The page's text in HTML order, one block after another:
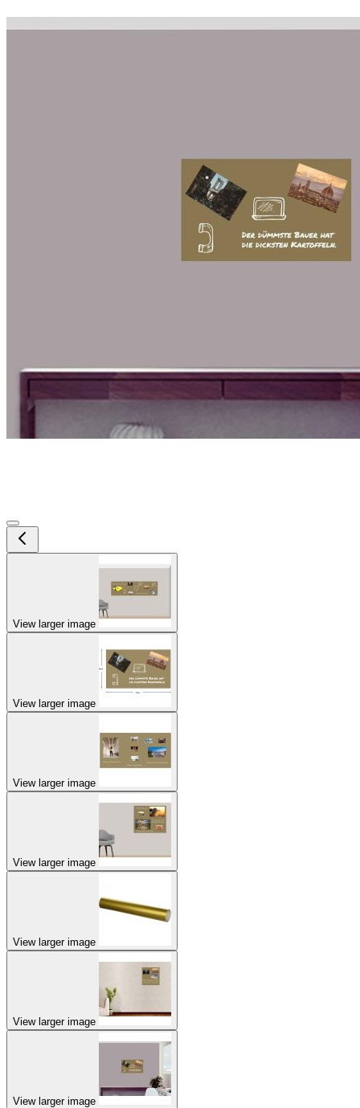
View larger image
View larger image
View larger image
View larger image
View larger image
View larger image
View larger image